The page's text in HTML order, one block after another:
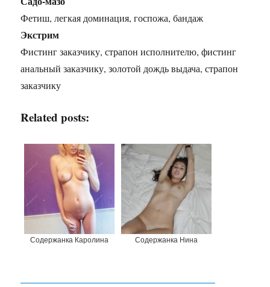
Фетиш, легкая доминация, госпожа, бандаж
Экстрим
Фистинг заказчику, страпон исполнителю, фистинг
анальный заказчику, золотой дождь выдача, страпон
заказчику
Related posts:
Содержанка Каролина Содержанка Нина